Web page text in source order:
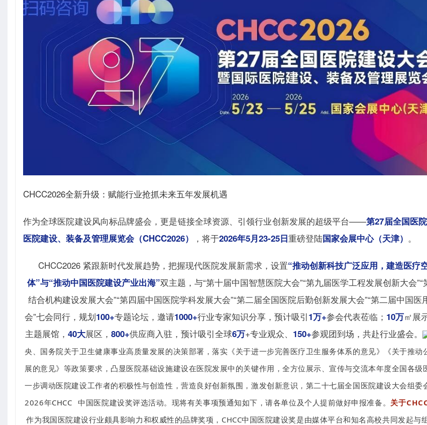
CHCC2026全新升级：赋能行业抢抓未来五年发展机遇
作为全球医院建设风向标品牌盛会，更是链接全球资源、引领行业创新发展的超级平台——第27届全国医
医院建设、装备及管理展览会 （CHCC2026） ，将于2026年5月23-25日重磅登陆国家会展中心（天津） 。
CHCC2026 紧跟新时代发展趋势，把握现代医院发展新需求，设置“推动创新科技广泛应用，建造医疗
体”与“推动中国医院建设产业出海”双主题，与“第十届中国智慧医院大会”“第九届医学工程发展创新大会
结合机构建设发展大会”“第四届中国医院学科发展大会”“第二届全国医院后勤创新发展大会”“第二届中国医
会”七会同行，规划100+专题论坛，邀请1000+行业专家知识分享，预计吸引1万+参会代表莅临； 10万㎡展
主题展馆， 40大展区， 800+供应商入驻，预计吸引全球6万+专业观众、 150+参观团到场，共赴行业盛会。
央、国务院关于卫生健康事业高质量发展的决策部署，落实《关于进一步完善医疗卫生服务体系的意见》《关于推动
展的意见》等政策要求，凸显医院基础设施建设在医院发展中的关键作用，全方位展示、宣传与交流本年度全国各级
一步调动医院建设工作者的积极性与创造性，营造良好创新氛围，激发创新意识，第二十七届全国医院建设大会组委
2026年CHCC 中国医院建设奖评选活动。现将有关事项预通知如下，请各单位及个人提前做好申报准备。 关于
作为我国医院建设行业颇具影响力和权威性的品牌奖项，CHCC中国医院建设奖是由媒体平台和知名高校共同发起与